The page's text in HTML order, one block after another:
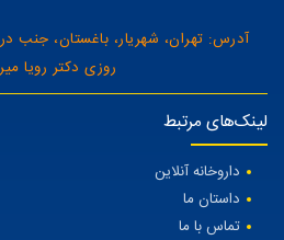
آدرس: تهران، شهریار، باغستان، جنب
روزی دکتر رویا
لینک‌های مرتبط
داروخانه آنلاین
داستان ما
تماس با ما